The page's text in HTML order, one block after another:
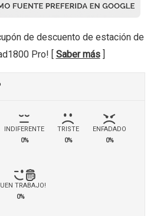
de descuento de estación de
Pro! [ Saber más]
INDIFERENTE
0%
TRISTE
0%
ENFADADO
0%
TRABAJO!
0%